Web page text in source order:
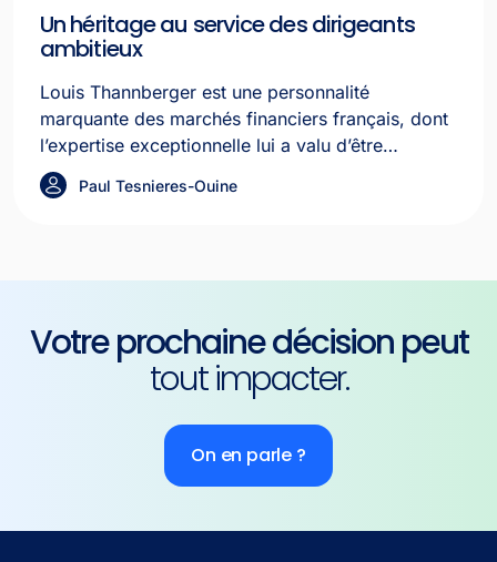
Un héritage au service des dirigeants
ambitieux
Louis Thannberger est une personnalité
marquante des marchés financiers français, dont
l’expertise exceptionnelle lui a valu d’être
surnommé par la presse « le Pape de
l’introduction en Bourse des PME ».
Paul Tesnieres-Ouine
Votre prochaine décision peut
tout impacter.
On en parle ?